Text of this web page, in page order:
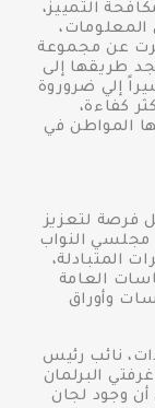
التمييز،
المعلومات،
عن مجموعة
طريقها إلى
إلي ضروروة
كفاءة،
المواطن في
فرصة لتعزيز
مجلسي النواب
المتبادلة،
العامة
وأوراق
نائب رئيس
البرلمان
وجود لجان